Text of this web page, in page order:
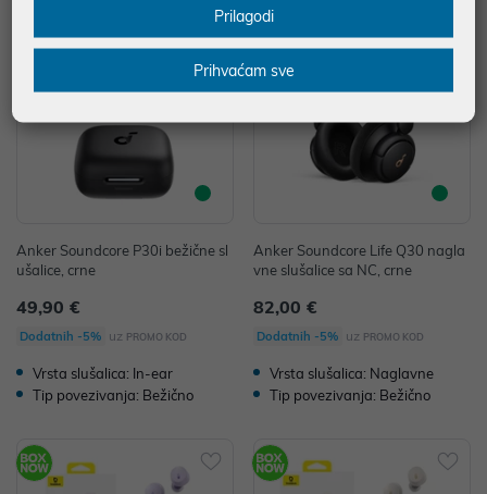
Anker Soundcore P30i bežične sl
ušalice, crne
49,90 €
Dodatnih -5% uz PROMO KOD
Vrsta slušalica: In-ear
Tip povezivanja: Bežično
Anker Soundcore Life Q30 nagla
vne slušalice sa NC, crne
82,00 €
Dodatnih -5% uz PROMO KOD
Vrsta slušalica: Naglavne
Tip povezivanja: Bežično
Prilagodi
Prihvaćam sve